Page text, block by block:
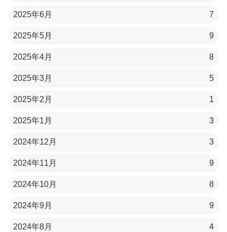
2025年6月 7
2025年5月 9
2025年4月 8
2025年3月 5
2025年2月 1
2025年1月 3
2024年12月 3
2024年11月 9
2024年10月 8
2024年9月 9
2024年8月 4